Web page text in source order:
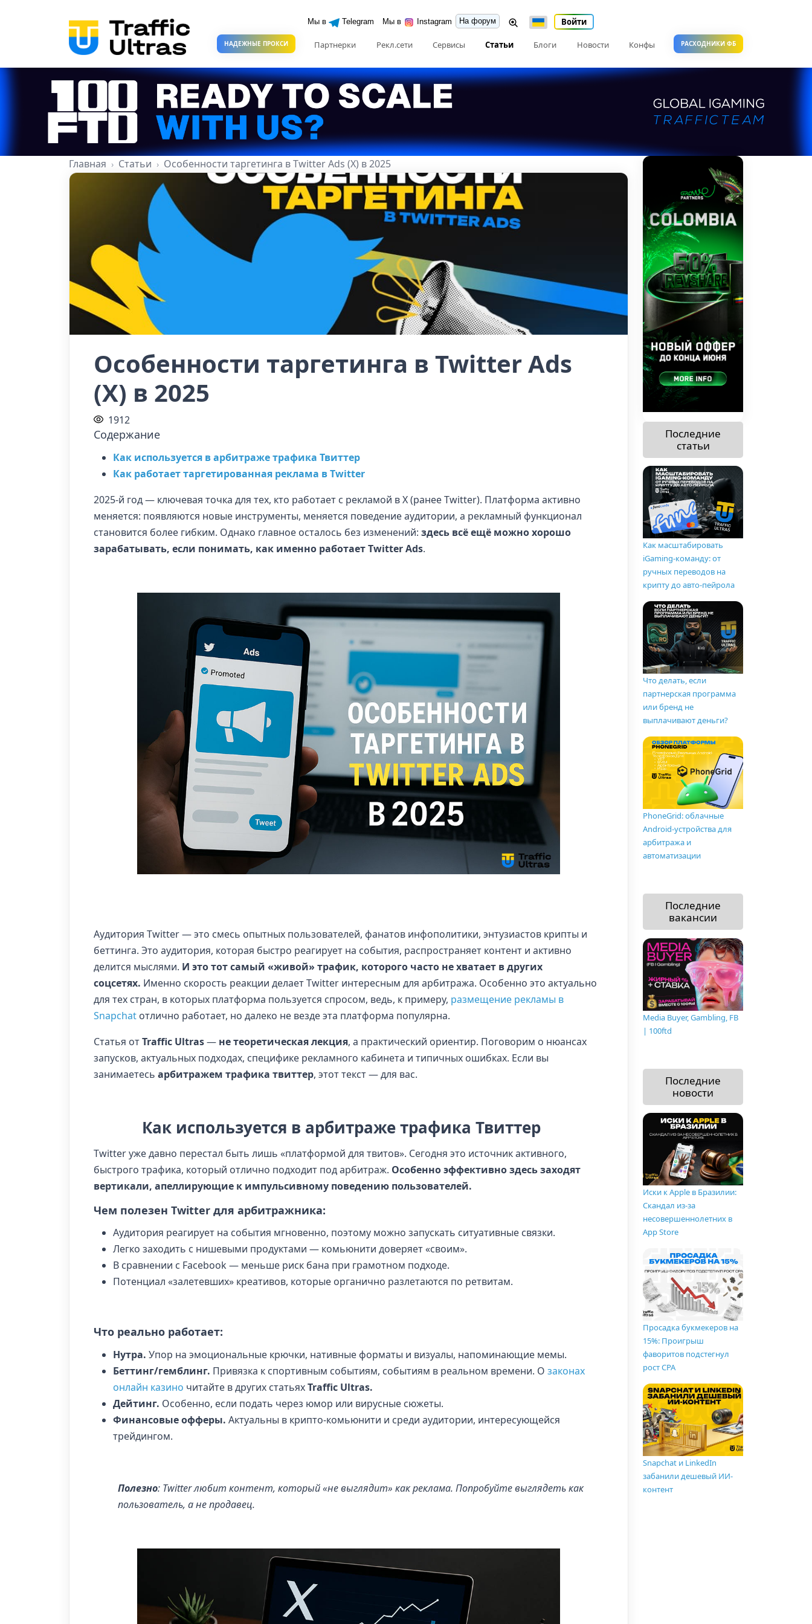
Мы в Telegram Мы в Instagram На форум Войти
НАДЕЖНЫЕ ПРОКСИ Партнерки Рекл.сети Сервисы Статьи Блоги Новости Конфы РАСХОДНИКИ ФБ
Главная Статьи Особенности таргетинга в Twitter Ads (Х) в 2025
Особенности таргетинга в Twitter Ads
(Х) в 2025
1912
Содержание
Как используется в арбитраже трафика Твиттер
Как работает таргетированная реклама в Twitter
2025-й год — ключевая точка для тех, кто работает с рекламой в X (ранее Twitter). Платформа активно
меняется: появляются новые инструменты, меняется поведение аудитории, а рекламный функционал
становится более гибким. Однако главное осталось без изменений: здесь всё ещё можно хорошо
зарабатывать, если понимать, как именно работает Twitter Ads.
Аудитория Twitter — это смесь опытных пользователей, фанатов инфополитики, энтузиастов крипты и
беттинга. Это аудитория, которая быстро реагирует на события, распространяет контент и активно
делится мыслями. И это тот самый «живой» трафик, которого часто не хватает в других
соцсетях. Именно скорость реакции делает Twitter интересным для арбитража. Особенно это актуально
для тех стран, в которых платформа пользуется спросом, ведь, к примеру, размещение рекламы в
Snapchat отлично работает, но далеко не везде эта платформа популярна.
Статья отTraffic Ultras— не теоретическая лекция, а практический ориентир. Поговорим о нюансах
запусков, актуальных подходах, специфике рекламного кабинета и типичных ошибках. Если вы
занимаетесь арбитражем трафика твиттер, этот текст — для вас.
Как используется в арбитраже трафика Твиттер
Twitter уже давно перестал быть лишь «платформой для твитов». Сегодня это источник активного,
быстрого трафика, который отлично подходит под арбитраж. Особенно эффективно здесь заходят
вертикали, апеллирующие к импульсивному поведению пользователей.
Чем полезен Twitter для арбитражника:
Аудитория реагирует на события мгновенно, поэтому можно запускать ситуативные связки.
Легко заходить с нишевыми продуктами — комьюнити доверяет «своим».
В сравнении с Facebook — меньше риск бана при грамотном подходе.
Потенциал «залетевших» креативов, которые органично разлетаются по ретвитам.
Что реально работает:
Нутра. Упор на эмоциональные крючки, нативные форматы и визуалы, напоминающие мемы.
Беттинг/гемблинг. Привязка к спортивным событиям, событиям в реальном времени. О законах
онлайн казино читайте в других статьяхTraffic Ultras.
Дейтинг. Особенно, если подать через юмор или вирусные сюжеты.
Финансовые офферы. Актуальны в крипто-комьюнити и среди аудитории, интересующейся
трейдингом.
Полезно: Twitter любит контент, который «не выглядит» как реклама. Попробуйте выглядеть как
пользователь, а не продавец.
Последние
статьи
Как масштабировать
iGaming-команду: от
ручных переводов на
крипту до авто-пейрола
Что делать, если
партнерская программа
или бренд не
выплачивают деньги?
PhoneGrid: облачные
Android-устройства для
арбитража и
автоматизации
Последние
вакансии
Media Buyer, Gambling, FB
| 100ftd
Последние
новости
Иски к Apple в Бразилии:
Скандал из-за
несовершеннолетних в
App Store
Просадка букмекеров на
15%: Проигрыш
фаворитов подстегнул
рост CPA
Snapchat и LinkedIn
забанили дешевый ИИ-
контент